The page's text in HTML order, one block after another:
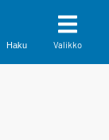
Haku Valikko